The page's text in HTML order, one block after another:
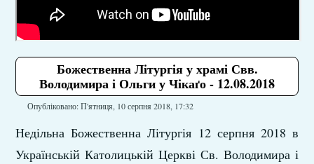
Божественна Літургія у храмі Свв.
Володимира і Ольги у Чікаґо - 12.08.2018
Опубліковано: П'ятниця, 10 серпня 2018, 17:32
Недільна Божественна Літургія 12 серпня 2018 в
Українській Католицькій Церкві Св. Володимира і